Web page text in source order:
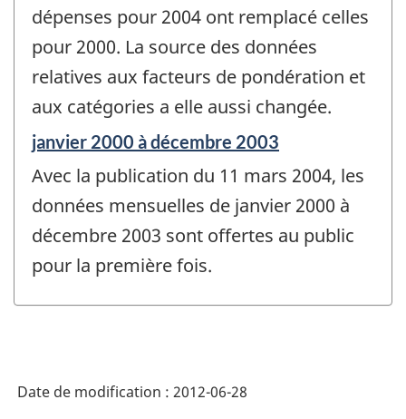
dépenses pour 2004 ont remplacé celles
pour 2000. La source des données
relatives aux facteurs de pondération et
aux catégories a elle aussi changée.
Période
référence
de
-
janvier 2000 à décembre 2003
Avec la publication du 11 mars 2004, les
données mensuelles de janvier 2000 à
décembre 2003 sont offertes au public
pour la première fois.
Date de modification : 2012-06-28